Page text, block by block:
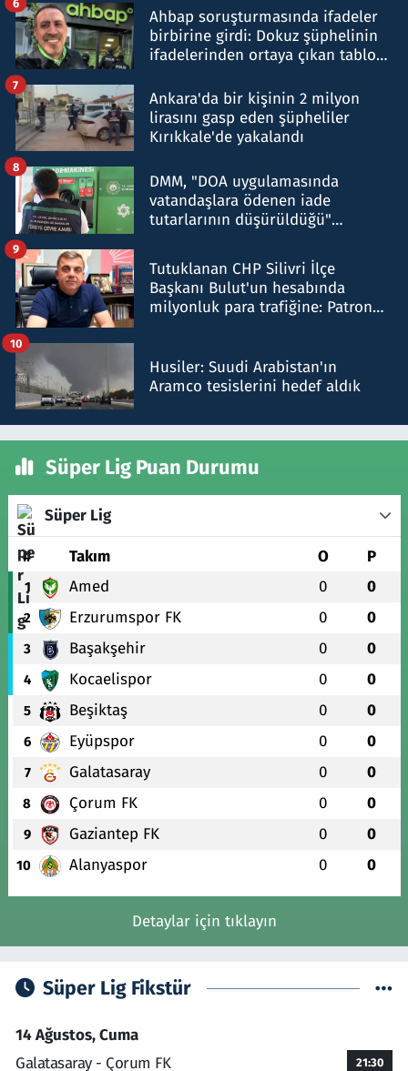
Ahbap soruşturmasında ifadeler
birbirine girdi: Dokuz şüphelinin
ifadelerinden ortaya çıkan tablo
Ankara'da bir kişinin 2 milyon
lirasını gasp eden şüpheliler
Kırıkkale'de yakalandı
7
DMM, "DOA uygulamasında
vatandaşlara ödenen iade
tutarlarının düşürüldüğü"
8
Tutuklanan CHP Silivri İlçe
Başkanı Bulut'un hesabında
milyonluk para trafiğine: Patron
9
Husiler: Suudi Arabistan'ın
Aramco tesislerini hedef aldık
10
Süper Lig Puan Durumu
Süper Lig
# Takım O P
1 Amed 0 0
2 Erzurumspor FK 0 0
3 Başakşehir 0 0
4 Kocaelispor 0 0
5 Beşiktaş 0 0
6 Eyüpspor 0 0
7 Galatasaray 0 0
8 Çorum FK 0 0
9 Gaziantep FK 0 0
10 Alanyaspor 0 0
Detaylar için tıklayın
Süper Lig Fikstür
14 Ağustos, Cuma
Galatasaray - Çorum FK
21:30